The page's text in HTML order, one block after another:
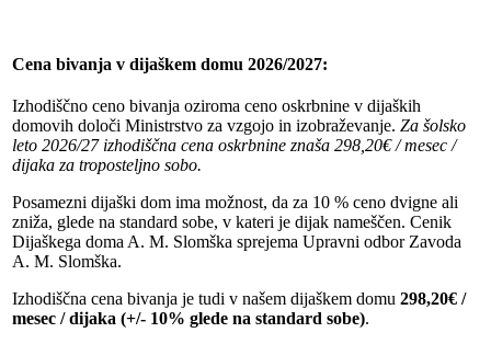
Cena bivanja v dijaškem domu 2026/2027:
Izhodiščno ceno bivanja oziroma ceno oskrbnine v dijaških
domovih določi Ministrstvo za vzgojo in izobraževanje. Za šolsko
leto 2026/27 izhodiščna cena oskrbnine znaša 298,20€ / mesec /
dijaka za troposteljno sobo.
Posamezni dijaški dom ima možnost, da za 10 % ceno dvigne ali
zniža, glede na standard sobe, v kateri je dijak nameščen. Cenik
Dijaškega doma A. M. Slomška sprejema Upravni odbor Zavoda
A. M. Slomška.
Izhodiščna cena bivanja je tudi v našem dijaškem domu 298,20€ /
mesec / dijaka (+/- 10% glede na standard sobe).